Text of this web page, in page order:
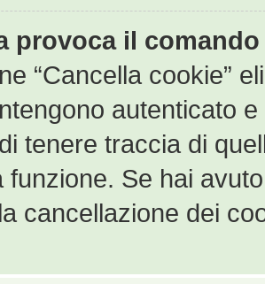
provoca il
“Cancella cookie”
autenticato
tenere traccia di
funzione. Se hai
cancellazione dei